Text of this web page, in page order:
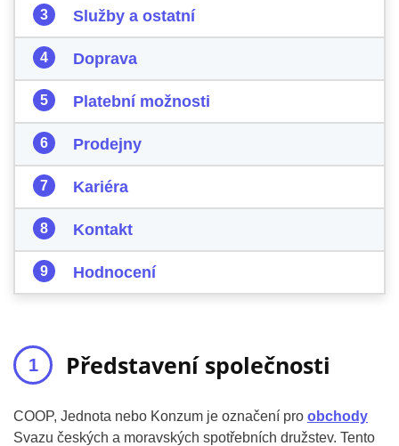
Služby a ostatní
Doprava
Platební možnosti
Prodejny
Kariéra
Kontakt
Hodnocení
Představení společnosti
COOP, Jednota nebo Konzum je označení pro obchody
Svazu českých a moravských spotřebních družstev. Tento